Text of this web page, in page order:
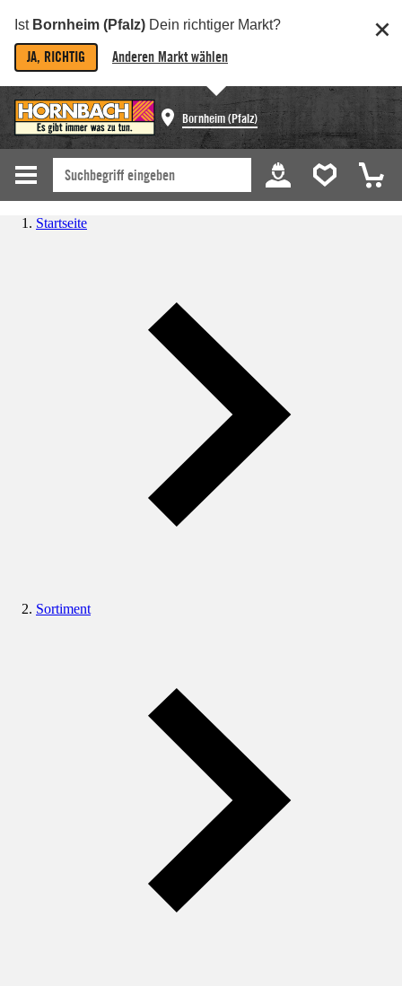
Ist Bornheim (Pfalz) Dein richtiger Markt?
JA, RICHTIG Anderen Markt wählen
Bornheim (Pfalz)
Startseite
Sortiment